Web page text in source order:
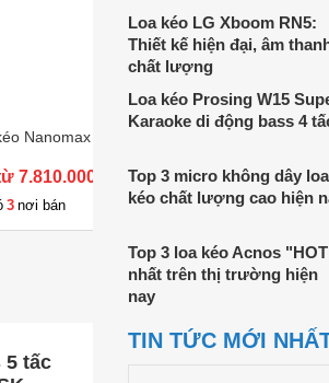
Nanomax Pro-805
7.810.000 đ
3 nơi bán
Giá từ
Có 15 nơi
5 tấc
Loa kéo LG Xboom RN5:
Thiết kế hiện đại, âm
chất lượng
Loa kéo Prosing W15
Karaoke di động bass 4
Top 3 micro không dây loa
kéo chất lượng cao hiện
Top 3 loa kéo Acnos
nhất trên thị trường hiện
nay
TIN TỨC MỚI